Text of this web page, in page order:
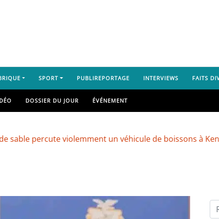
SPORT PUBLIREPORTAGE INTERVIEWS FAITS
DOSSIER DU JOUR ÉVÉNEMENT
violemment un véhicule de boissons à Kenendé